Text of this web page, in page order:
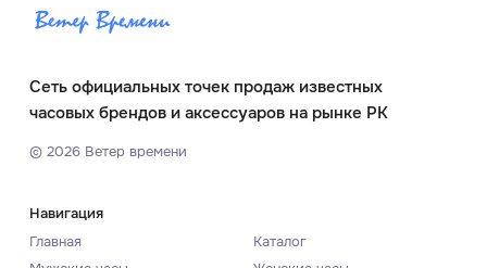
Сеть официальных точек продаж известных
часовых брендов и аксессуаров на рынке РК
© 2026Ветер времени
Навигация
Главная
Каталог